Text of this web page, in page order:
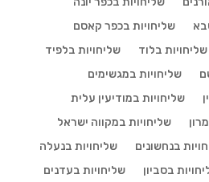
שליחויות בכפר קאסם
שליחויות בלוד
שליחויות בלפיד
שליחויות במגשימים
שליחויות במודיעין עלית
שליחויות במקווה ישראל
בנחשונים
שליחויות בנעלה
בסביון
שליחויות בעדנים